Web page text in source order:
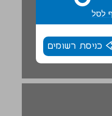
לסל
כניסת רשומים